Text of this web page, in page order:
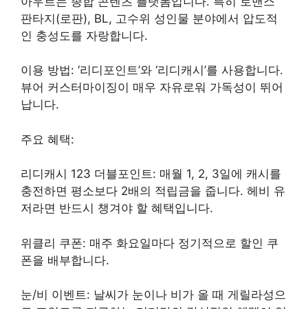
판타지(로판), BL, 고수위 성인물 분야에서 압도적
인 충성도를 자랑합니다.
이용 방법: ‘리디포인트’와 ‘리디캐시’를 사용합니다.
뷰어 커스터마이징이 매우 자유로워 가독성이 뛰어
납니다.
주요 혜택:
리디캐시 123 더블포인트: 매월 1, 2, 3일에 캐시를
충전하면 평소보다 2배의 적립금을 줍니다. 헤비 유
저라면 반드시 챙겨야 할 혜택입니다.
위클리 쿠폰: 매주 화요일마다 정기적으로 할인 쿠
폰을 배부합니다.
눈/비 이벤트: 날씨가 눈이나 비가 올 때 게릴라성으